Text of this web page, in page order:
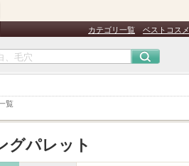
覧
カテゴリ一覧 ベストコスメ
グパレット